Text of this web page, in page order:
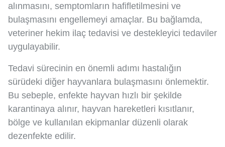
alınmasını, semptomların hafifletilmesini ve
bulaşmasını engellemeyi amaçlar. Bu bağlamda,
veteriner hekim ilaç tedavisi ve destekleyici tedaviler
uygulayabilir.
Tedavi sürecinin en önemli adımı hastalığın
sürüdeki diğer hayvanlara bulaşmasını önlemektir.
Bu sebeple, enfekte hayvan hızlı bir şekilde
karantinaya alınır, hayvan hareketleri kısıtlanır,
bölge ve kullanılan ekipmanlar düzenli olarak
dezenfekte edilir.